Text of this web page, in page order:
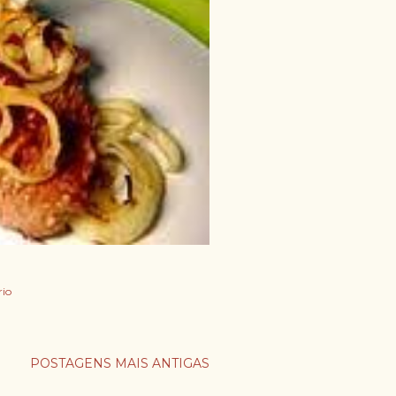
POSTAGENS MAIS ANTIGAS